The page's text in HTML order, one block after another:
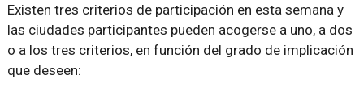
Existen tres criterios de participación en esta semana y
las ciudades participantes pueden acogerse a uno, a dos
o a los tres criterios, en función del grado de implicación
que deseen: